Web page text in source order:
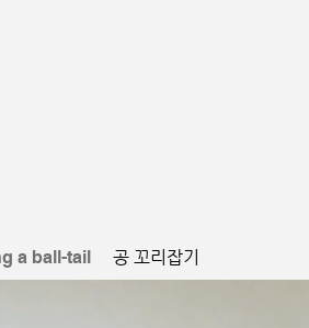
a ball-tail 공 꼬리잡기